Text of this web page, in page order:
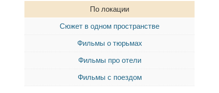
По локации
Сюжет в одном пространстве
Фильмы о тюрьмах
Фильмы про отели
Фильмы с поездом